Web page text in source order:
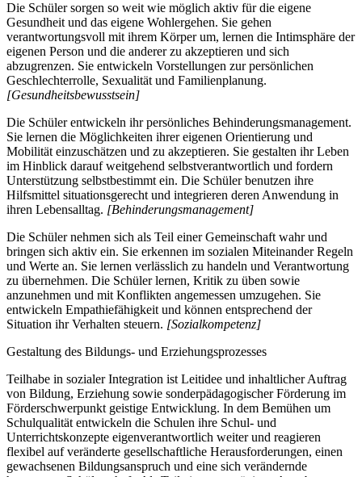
Die Schüler sorgen so weit wie möglich aktiv für die eigene
Gesundheit und das eigene Wohlergehen. Sie gehen
verantwortungsvoll mit ihrem Körper um, lernen die Intimsphäre der
eigenen Person und die anderer zu akzeptieren und sich
abzugrenzen. Sie entwickeln Vorstellungen zur persönlichen
Geschlechterrolle, Sexualität und Familienplanung.
[Gesundheitsbewusstsein]
Die Schüler entwickeln ihr persönliches Behinderungsmanagement.
Sie lernen die Möglichkeiten ihrer eigenen Orientierung und
Mobilität einzuschätzen und zu akzeptieren. Sie gestalten ihr Leben
im Hinblick darauf weitgehend selbstverantwortlich und fordern
Unterstützung selbstbestimmt ein. Die Schüler benutzen ihre
Hilfsmittel situationsgerecht und integrieren deren Anwendung in
ihren Lebensalltag. [Behinderungsmanagement]
Die Schüler nehmen sich als Teil einer Gemeinschaft wahr und
bringen sich aktiv ein. Sie erkennen im sozialen Miteinander Regeln
und Werte an. Sie lernen verlässlich zu handeln und Verantwortung
zu übernehmen. Die Schüler lernen, Kritik zu üben sowie
anzunehmen und mit Konflikten angemessen umzugehen. Sie
entwickeln Empathiefähigkeit und können entsprechend der
Situation ihr Verhalten steuern. [Sozialkompetenz]
Gestaltung des Bildungs- und Erziehungsprozesses
Teilhabe in sozialer Integration ist Leitidee und inhaltlicher Auftrag
von Bildung, Erziehung sowie sonderpädagogischer Förderung im
Förderschwerpunkt geistige Entwicklung. In dem Bemühen um
Schulqualität entwickeln die Schulen ihre Schul- und
Unterrichtskonzepte eigenverantwortlich weiter und reagieren
flexibel auf veränderte gesellschaftliche Herausforderungen, einen
gewachsenen Bildungsanspruch und eine sich verändernde